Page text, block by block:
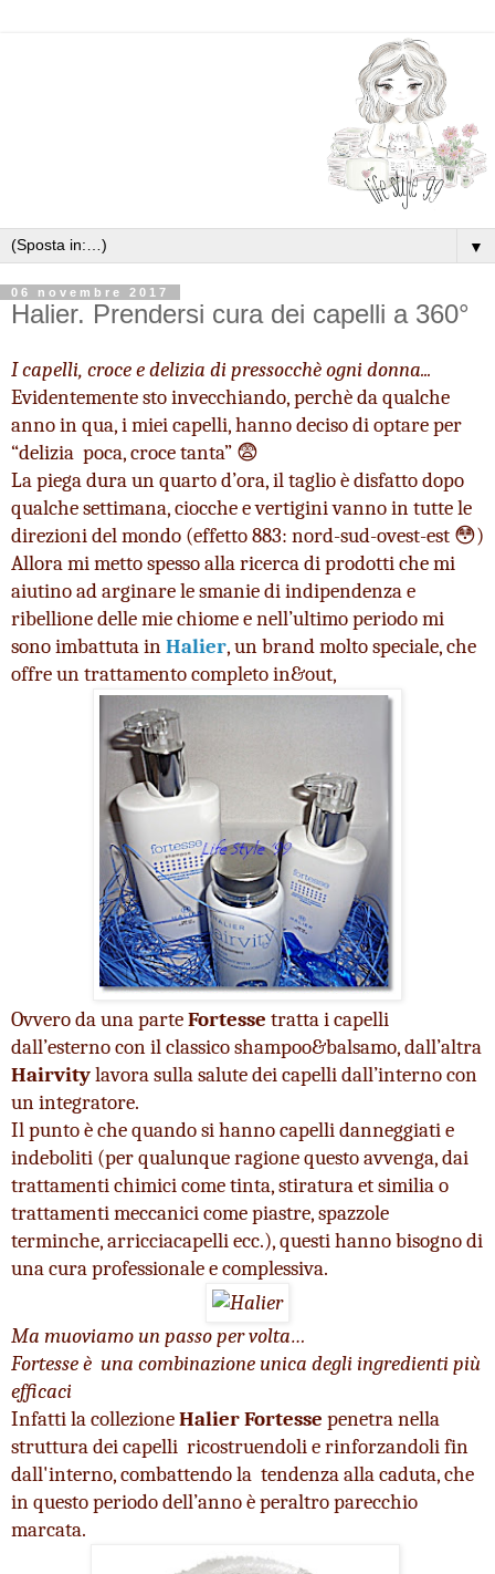
▼
06 novembre 2017
Halier. Prendersi cura dei capelli a 360°
I capelli, croce e delizia di pressocchè ogni donna...
Evidentemente sto invecchiando, perchè da qualche
anno in qua, i miei capelli, hanno deciso di optare per
“delizia  poca, croce tanta” 😨
La piega dura un quarto d’ora, il taglio è disfatto dopo
qualche settimana, ciocche e vertigini vanno in tutte le
direzioni del mondo (effetto 883: nord-sud-ovest-est 😳)
Allora mi metto spesso alla ricerca di prodotti che mi
aiutino ad arginare le smanie di indipendenza e
ribellione delle mie chiome e nell’ultimo periodo mi
sono imbattuta in Halier, un brand molto speciale, che
offre un trattamento completo in&out,
Ovvero da una parte Fortesse tratta i capelli
Hairvity lavora sulla salute dei capelli dall’interno con
un integratore.
Il punto è che quando si hanno capelli danneggiati e
indeboliti (per qualunque ragione questo avvenga, dai
trattamenti chimici come tinta, stiratura et similia o
trattamenti meccanici come piastre, spazzole
terminche, arricciacapelli ecc.), questi hanno bisogno di
una cura professionale e complessiva.
Ma muoviamo un passo per volta…
Fortesse è  una combinazione unica degli ingredienti più
efficaci
Infatti la collezione Halier Fortesse penetra nella
struttura dei capelli  ricostruendoli e rinforzandoli fin
dall'interno, combattendo la  tendenza alla caduta, che
in questo periodo dell’anno è peraltro parecchio
marcata.